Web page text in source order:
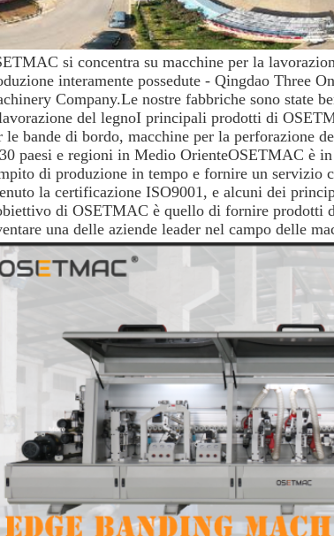
si concentra su macchine per la
interamente possedute - Qingdao Three
Company.Le nostre fabbriche sono state
del legnoI principali prodotti di
le bande di bordo, macchine per la perforazione
paesi e regioni in Medio OrienteOSETMAC è
di produzione in tempo e fornire un servizio
la certificazione ISO9001, e alcuni dei
di OSETMAC è quello di fornire prodotti
una delle aziende leader nel campo delle